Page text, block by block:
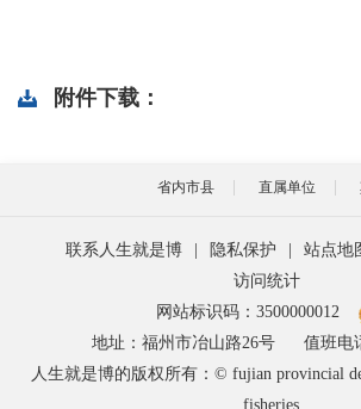
附件下载：
省内市县 直属单位
联系人生就是博 隐私保护 站点地
访问统计
网站标识码：3500000012
地址：福州市冶山路26号
值班电
人生就是博的版权所有：© fujian provincial
fisheries.